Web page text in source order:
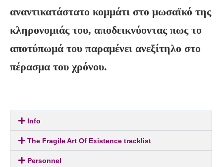
αναντικατάστατο κομμάτι στο μωσαϊκό της
κληρονομιάς του, αποδεικνύοντας πως το
αποτύπωμά του παραμένει ανεξίτηλο στο
πέρασμα του χρόνου.
Info
The Fragile Art Of Existence tracklist
Personnel